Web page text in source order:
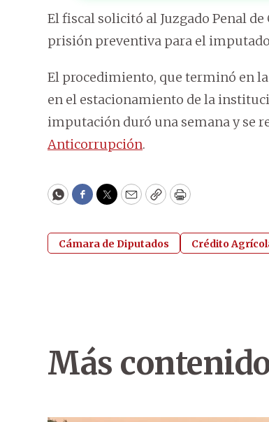
El fiscal solicitó al Juzgado Penal
prisión preventiva para el
El procedimiento, que terminó en
en el estacionamiento de la
imputación duró una semana y se
Anticorrupción.
WhatsApp
Facebook
Twitter
EmailCopyPrint
Cámara de Diputados Crédito
Más